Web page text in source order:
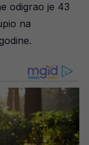
odigrao je 43
na